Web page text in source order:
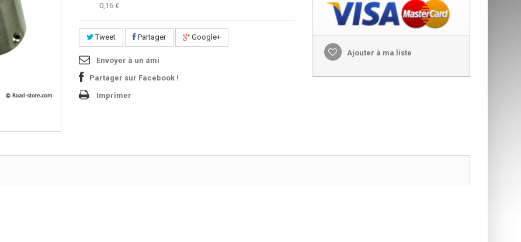
0,16 €
Tweet Partager Google+
Envoyer à un ami
Partager sur Facebook !
Imprimer
Ajouter à ma liste